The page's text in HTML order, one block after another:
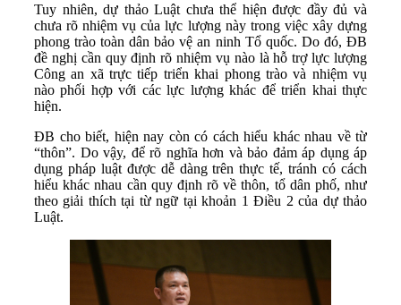
Tuy nhiên, dự thảo Luật chưa thể hiện được đầy đủ và
chưa rõ nhiệm vụ của lực lượng này trong việc xây dựng
phong trào toàn dân bảo vệ an ninh Tổ quốc. Do đó, ĐB
đề nghị cần quy định rõ nhiệm vụ nào là hỗ trợ lực lượng
Công an xã trực tiếp triển khai phong trào và nhiệm vụ
nào phối hợp với các lực lượng khác để triển khai thực
hiện.
ĐB cho biết, hiện nay còn có cách hiểu khác nhau về từ
“thôn”. Do vậy, để rõ nghĩa hơn và bảo đảm áp dụng áp
dụng pháp luật được dễ dàng trên thực tế, tránh có cách
hiểu khác nhau cần quy định rõ về thôn, tổ dân phố, như
theo giải thích tại từ ngữ tại khoản 1 Điều 2 của dự thảo
Luật.